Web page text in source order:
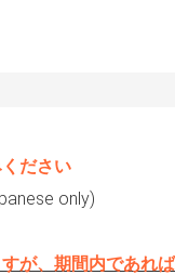
ださい
only)
が、期間内であれ